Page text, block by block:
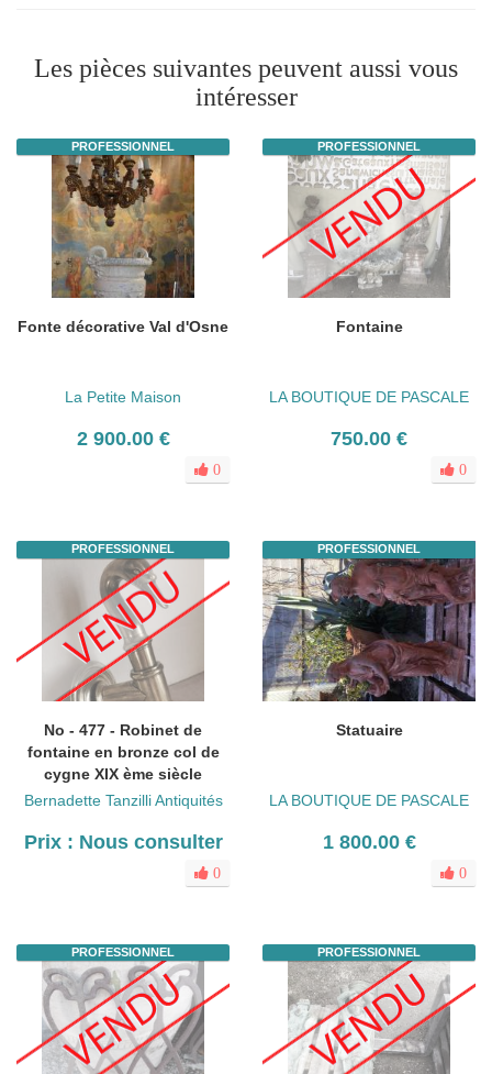
Les pièces suivantes peuvent aussi vous
intéresser
PROFESSIONNEL
Fonte décorative Val d'Osne
La Petite Maison
2 900.00 €
0
PROFESSIONNEL
Fontaine
LA BOUTIQUE DE PASCALE
750.00 €
0
PROFESSIONNEL
No - 477 - Robinet de
fontaine en bronze col de
cygne XIX ème siècle
Bernadette Tanzilli Antiquités
Prix : Nous consulter
0
PROFESSIONNEL
Statuaire
LA BOUTIQUE DE PASCALE
1 800.00 €
0
PROFESSIONNEL PROFESSIONNEL